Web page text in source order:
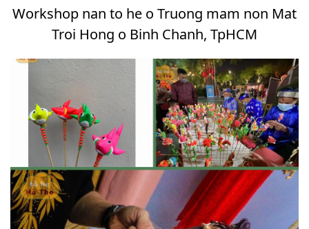
Workshop nan to he o Truong mam non Mat
Troi Hong o Binh Chanh, TpHCM